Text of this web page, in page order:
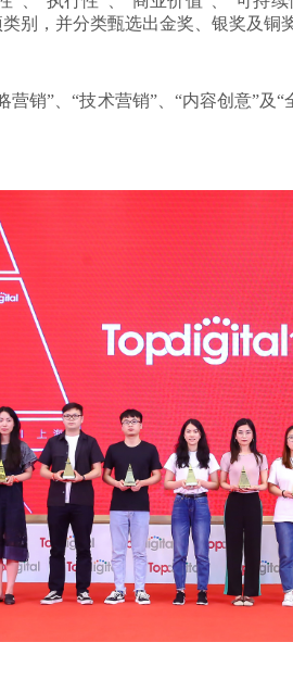
别，并分类甄选出金奖、银奖及铜奖
销”、“技术营销”、“内容创意”及“